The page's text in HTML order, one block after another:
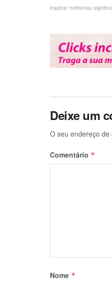
inspirar melhorias
Deixe um
O seu endereço
Comentário *
Nome *